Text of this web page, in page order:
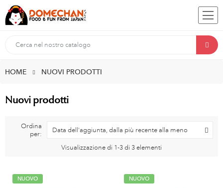
HOME NUOVI PRODOTTI
Nuovi prodotti
Ordina
per:
Data dell'aggiunta, dalla più recente alla meno
Visualizzazione di 1-3 di 3 elementi
NUOVO NUOVO